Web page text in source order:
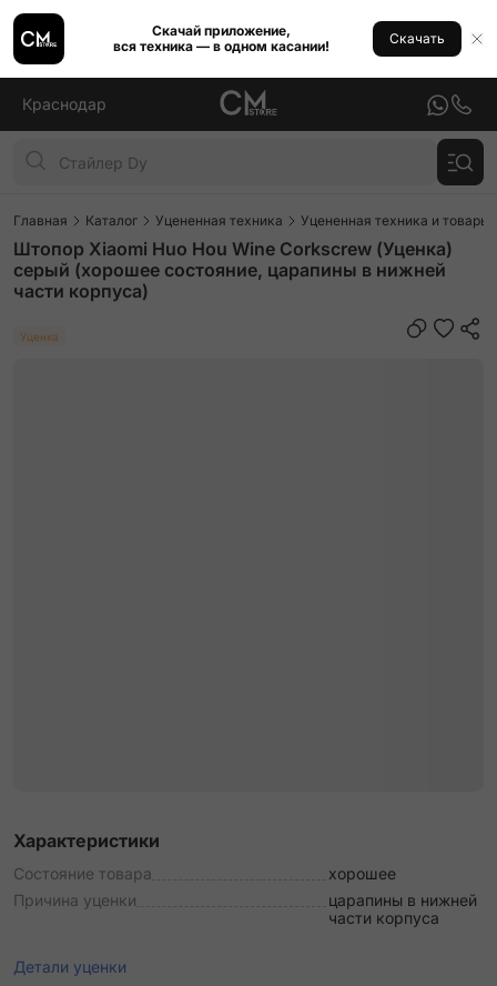
Скачай приложение,
вся техника — в одном касании!
Скачать
Краснодар
Главная Каталог Уцененная техника Уцененная техника и товары
Штопор Xiaomi Huo Hou Wine Corkscrew (Уценка)
серый (хорошее состояние, царапины в нижней
части корпуса)
Уценка
Характеристики
Состояние товара
хорошее
Причина уценки
царапины в нижней
части корпуса
Детали уценки